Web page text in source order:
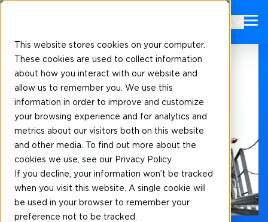
This website stores cookies on your computer.
These cookies are used to collect information
about how you interact with our website and
allow us to remember you. We use this
information in order to improve and customize
your browsing experience and for analytics and
metrics about our visitors both on this website
and other media. To find out more about the
cookies we use, see our Privacy Policy
If you decline, your information won’t be tracked
when you visit this website. A single cookie will
be used in your browser to remember your
preference not to be tracked.
Nieuws, impact en inspiratie